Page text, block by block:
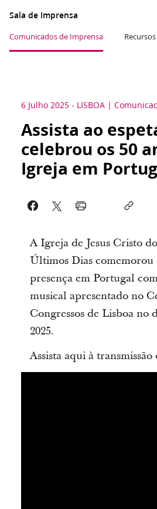
Sala de Imprensa
Comunicados de Imprensa Recursos
6 Julho 2025 - LISBOA
Assista ao
celebrou os 50
Igreja em
A Igreja de Jesus Cristo
Últimos Dias comemorou
presença em Portugal
musical apresentado no
Congressos de Lisboa no
2025.
Assista aqui à